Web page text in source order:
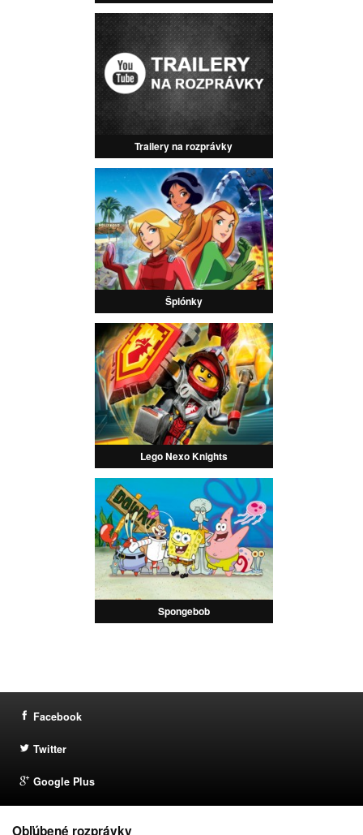
Trailery na rozprávky
Špiónky
Lego Nexo Knights
Spongebob
Facebook
Twitter
Google Plus
Obľúbené rozprávky